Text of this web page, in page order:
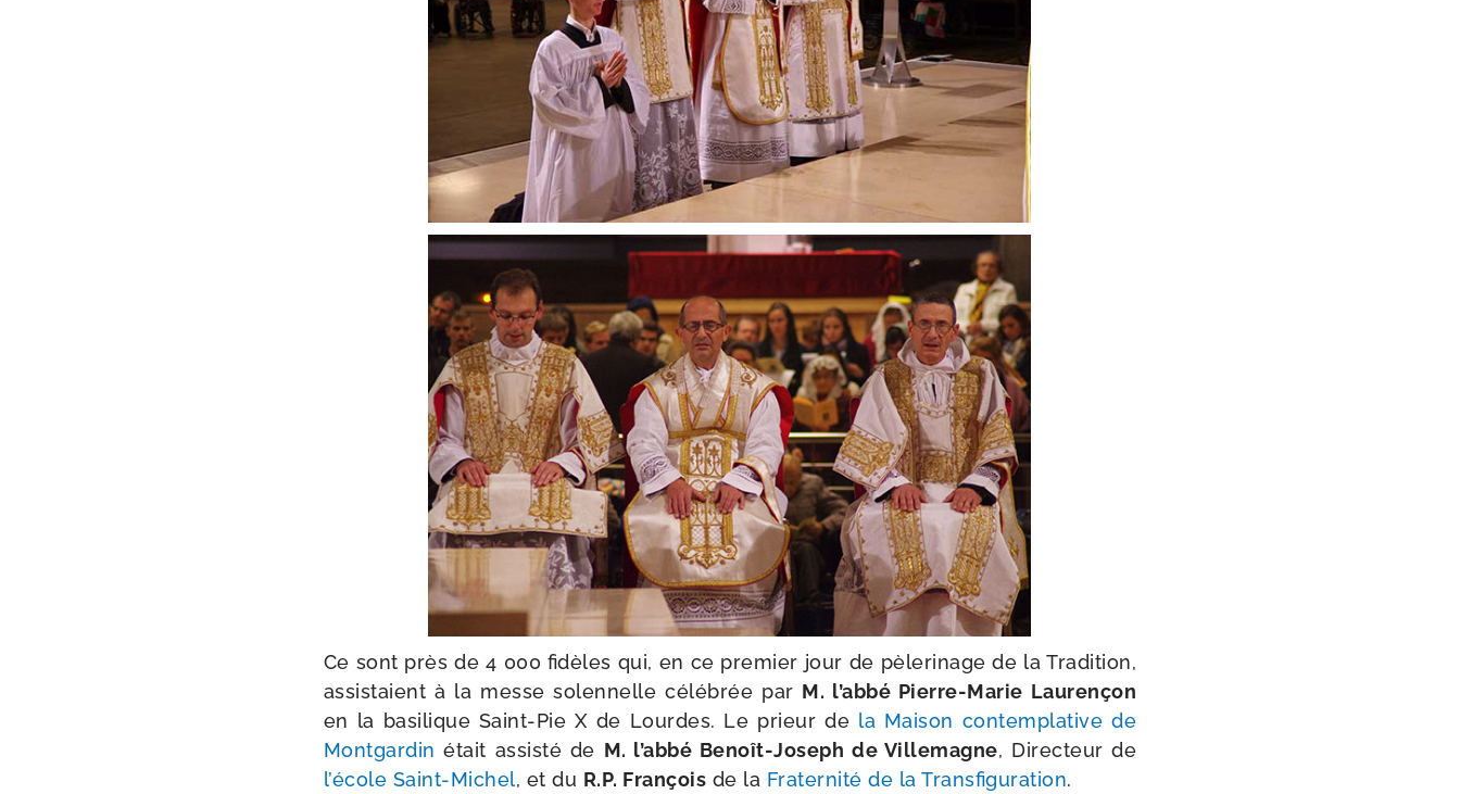
Ce sont près de 4 000 fidèles qui, en ce pre­mier jour de pèle­ri­nage de la Tradition,
assis­taient à la messe solen­nelle célé­brée par M. l’ab­bé Pierre-​Marie Laurençon
en la basi­lique Saint-​Pie X de Lourdes. Le prieur de la Maison contem­pla­tive de
Montgardin était assis­té de M. l’ab­bé Benoît-​Joseph de Villemagne, Directeur de
l’é­cole Saint-​Michel, et du R.P. François de la Fraternité de la Transfiguration.